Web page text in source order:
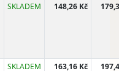
SKLADEM 148,26 Kč
SKLADEM 163,16 Kč